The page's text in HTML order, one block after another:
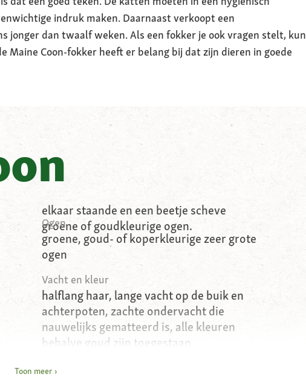
indruk maken. Daarnaast verkoopt een
jonger dan twaalf weken. Als een fokker je ook vragen stelt, kun
Coon-fokker heeft er belang bij dat zijn dieren in goede
elkaar staande en een beetje scheve
groene of goudkleurige ogen.
Ogen
groene, goud- of koperkleurige zeer grote
ogen
Vacht en kleur
halflang haar, lange vacht op de buik en
achterpoten, zachte ondervacht die
nauwelijks gematteerd is, alle kleuren
behalve goud zijn toegestaan
Vachtverzorging
Toon meer